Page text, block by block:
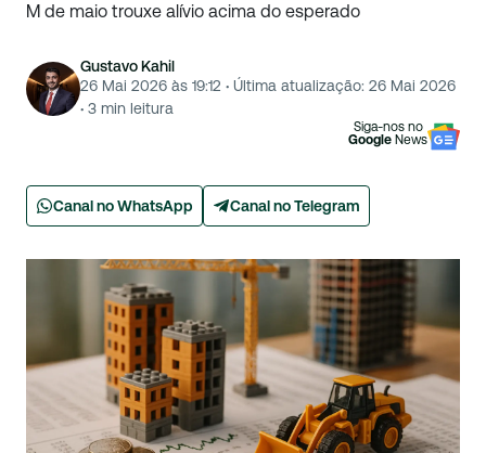
M de maio trouxe alívio acima do esperado
Gustavo Kahil
26 Mai 2026 às 19:12 · Última atualização: 26 Mai 2026
· 3 min leitura
Siga-nos no
Google News
Canal no WhatsApp Canal no Telegram